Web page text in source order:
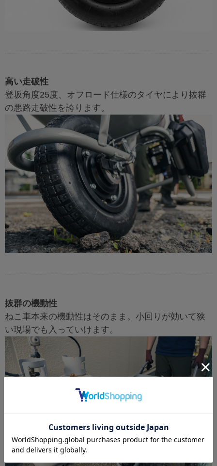
高い走破性
登坂角度25度、オフロード仕様のタイヤにより抜群
の悪路走破性を誇ります。
抜群の機動性
ねこ車本来の機動性はそのまま。小回りが効いて狭
い現場でも入っていけます。